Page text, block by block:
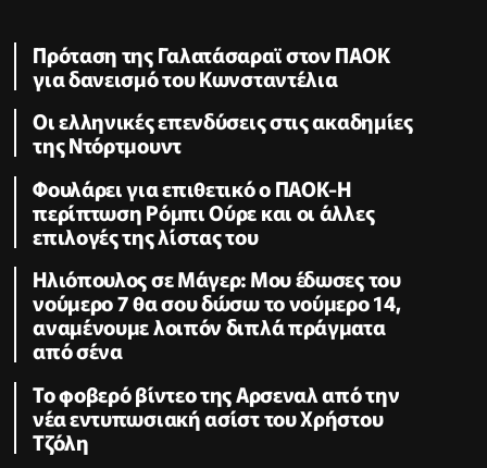
Πρόταση της Γαλατάσαραϊ στον ΠΑΟΚ
για δανεισμό του Κωνσταντέλια
Οι ελληνικές επενδύσεις στις ακαδημίες
της Ντόρτμουντ
Φουλάρει για επιθετικό ο ΠΑΟΚ-Η
περίπτωση Ρόμπι Ούρε και οι άλλες
επιλογές της λίστας του
Ηλιόπουλος σε Μάγερ: Μου έδωσες του
νούμερο 7 θα σου δώσω το νούμερο 14,
αναμένουμε λοιπόν διπλά πράγματα
από σένα
Το φοβερό βίντεο της Αρσεναλ από την
νέα εντυπωσιακή ασίστ του Χρήστου
Τζόλη